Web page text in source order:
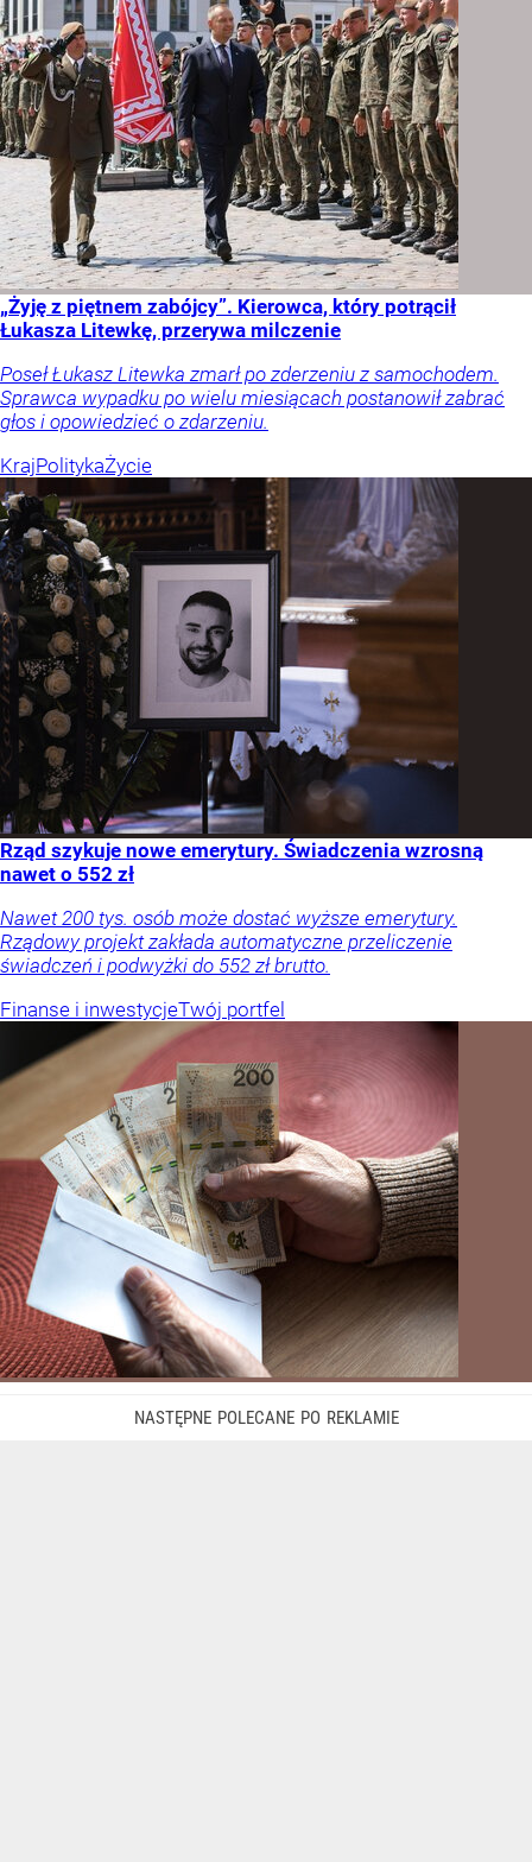
„Żyję z piętnem zabójcy”. Kierowca, który potrącił
Łukasza Litewkę, przerywa milczenie
Poseł Łukasz Litewka zmarł po zderzeniu z samochodem.
Sprawca wypadku po wielu miesiącach postanowił zabrać
głos i opowiedzieć o zdarzeniu.
KrajPolitykaŻycie
Rząd szykuje nowe emerytury. Świadczenia wzrosną
nawet o 552 zł
Nawet 200 tys. osób może dostać wyższe emerytury.
Rządowy projekt zakłada automatyczne przeliczenie
świadczeń i podwyżki do 552 zł brutto.
Finanse i inwestycjeTwój portfel